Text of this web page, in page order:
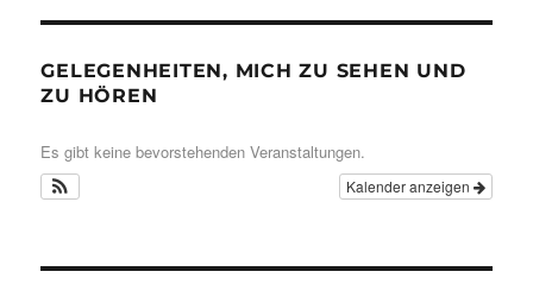
GELEGENHEITEN, MICH ZU SEHEN UND
ZU HÖREN
Es gibt keine bevorstehenden Veranstaltungen.
Kalender anzeigen